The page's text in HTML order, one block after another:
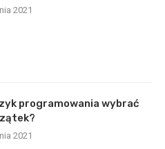
2021
programowania wybrać
2021